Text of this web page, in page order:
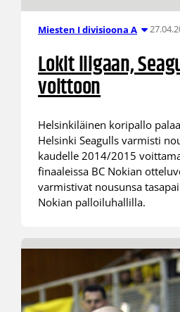
Miesten I divisioona A
Lokit liigaan,
voittoon
Helsinkiläinen koripallo
Helsinki Seagulls varmisti
kaudelle 2014/2015
finaaleissa BC Nokian
varmistivat nousunsa
Nokian palloiluhallilla.